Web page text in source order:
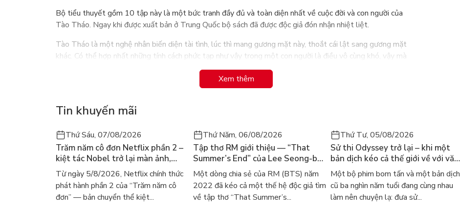
Bộ tiểu thuyết gồm 10 tập này là một bức tranh đầy đủ và toàn diện nhất về cuộc đời và con người của
Tào Tháo. Ngay khi được xuất bản ở Trung Quốc bộ sách đã được độc giả đón nhận nhiệt liệt.
Tào Tháo là một nghệ nhân biến diện tài tình, lúc thì mang gương mặt này, thoắt cái lật sang gương mặt
khác. Có thể hợp nhất những tính cách phức tạp như vậy trong một con người là điều vô cùng khó, vậy mà
tất cả những phức hợp ấy đều hiện diện nơi ông. Dường như con người Tào Tháo là tổng hòa của mọi mâu
thuẫn trên thế gian. "Thà ta phụ người trong thiên hạ chứ không để người trong thiên hạ phụ ta"..
Xem thêm
Tin khuyến mãi
Thứ Sáu, 07/08/2026
Trăm năm cô đơn Netflix phần 2 –
kiệt tác Nobel trở lại màn ảnh,
dòng người tìm đọc lại García
Márquez
Từ ngày 5/8/2026, Netflix chính thức
phát hành phần 2 của “Trăm năm cô
đơn” — bản chuyển thể kiệt...
Thứ Năm, 06/08/2026
Tập thơ RM giới thiệu — “That
Summer’s End” của Lee Seong-bok
ra mắt bản tiếng Anh sau 4 năm
gây sốt
Một dòng chia sẻ của RM (BTS) năm
2022 đã kéo cả một thế hệ độc giả tìm
về tập thơ “That Summer’s...
Thứ Tư, 05/08/2026
Sử thi Odyssey trở lại – khi một
bản dịch kéo cả thế giới về với văn
học kinh điển
Một bộ phim bom tấn và một bản dịch
cũ ba nghìn năm tuổi đang cùng nhau
làm nên chuyện lạ: đưa sử...